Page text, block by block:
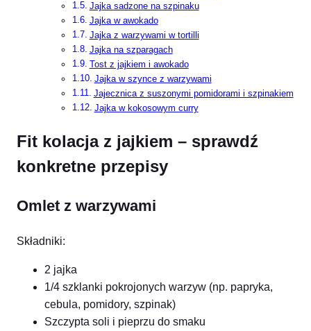
Jajka sadzone na szpinaku
Jajka w awokado
Jajka z warzywami w tortilli
Jajka na szparagach
Tost z jajkiem i awokado
Jajka w szynce z warzywami
Jajecznica z suszonymi pomidorami i szpinakiem
Jajka w kokosowym curry
Fit kolacja z jajkiem – sprawdź
konkretne przepisy
Omlet z warzywami
Składniki:
2 jajka
1/4 szklanki pokrojonych warzyw (np. papryka,
cebula, pomidory, szpinak)
Szczypta soli i pieprzu do smaku